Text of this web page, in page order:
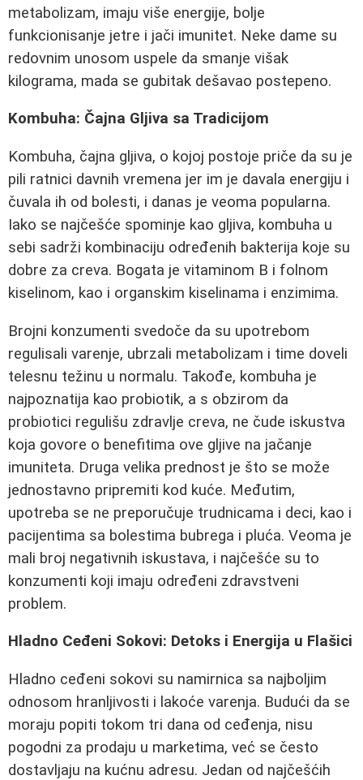
metabolizam, imaju više energije, bolje
funkcionisanje jetre i jači imunitet. Neke dame su
redovnim unosom uspele da smanje višak
kilograma, mada se gubitak dešavao postepeno.
Kombuha: Čajna Gljiva sa Tradicijom
Kombuha, čajna gljiva, o kojoj postoje priče da su je
pili ratnici davnih vremena jer im je davala energiju i
čuvala ih od bolesti, i danas je veoma popularna.
Iako se najčešće spominje kao gljiva, kombuha u
sebi sadrži kombinaciju određenih bakterija koje su
dobre za creva. Bogata je vitaminom B i folnom
kiselinom, kao i organskim kiselinama i enzimima.
Brojni konzumenti svedoče da su upotrebom
regulisali varenje, ubrzali metabolizam i time doveli
telesnu težinu u normalu. Takođe, kombuha je
najpoznatija kao probiotik, a s obzirom da
probiotici regulišu zdravlje creva, ne čude iskustva
koja govore o benefitima ove gljive na jačanje
imuniteta. Druga velika prednost je što se može
jednostavno pripremiti kod kuće. Međutim,
upotreba se ne preporučuje trudnicama i deci, kao i
pacijentima sa bolestima bubrega i pluća. Veoma je
mali broj negativnih iskustava, i najčešće su to
konzumenti koji imaju određeni zdravstveni
problem.
Hladno Ceđeni Sokovi: Detoks i Energija u Flašici
Hladno ceđeni sokovi su namirnica sa najboljim
odnosom hranljivosti i lakoće varenja. Budući da se
moraju popiti tokom tri dana od ceđenja, nisu
pogodni za prodaju u marketima, već se često
dostavljaju na kućnu adresu. Jedan od najčešćih